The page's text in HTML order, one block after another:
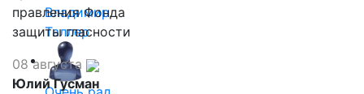
Владимир
Таллер
правления Фонда
защиты гласности
08 августа
Юлий Гусман